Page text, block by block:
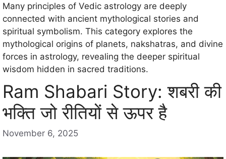
Many principles of Vedic astrology are deeply
connected with ancient mythological stories and
spiritual symbolism. This category explores the
mythological origins of planets, nakshatras, and divine
forces in astrology, revealing the deeper spiritual
wisdom hidden in sacred traditions.
Ram Shabari Story: शबरी की
भक्ति जो रीतियों से ऊपर है
November 6, 2025